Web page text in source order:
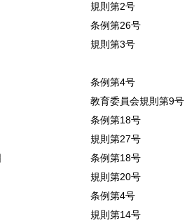
規則第2号
条例第26号
規則第3号
条例第4号
教育委員会規則第9号
条例第18号
規則第27号
条例第18号
規則第20号
条例第4号
規則第14号